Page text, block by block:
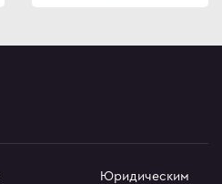
Юридическим